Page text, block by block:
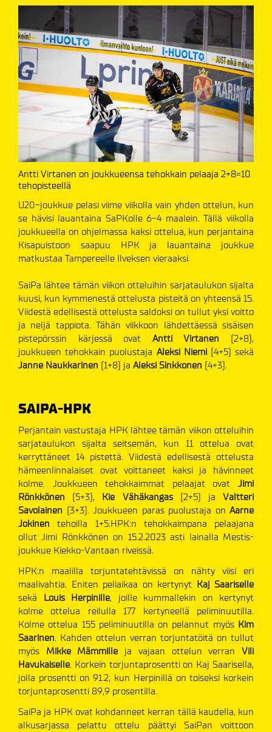
Antti Virtanen on joukkueensa tehokkain pelaaja 2+8=10
tehopisteellä
U20-joukkue pelasi viime viikolla vain yhden ottelun, kun
se hävisi lauantaina SaPKolle 6-4 maalein. Tällä viikolla
joukkueella on ohjelmassa kaksi ottelua, kun perjantaina
Kisapuistoon saapuu HPK ja lauantaina joukkue
matkustaa Tampereelle Ilveksen vieraaksi.
SaiPa lähtee tämän viikon otteluihin sarjataulukon sijalta
kuusi, kun kymmenestä ottelusta pisteitä on yhteensä 15.
Viidestä edellisestä ottelusta saldoksi on tullut yksi voitto
ja neljä tappiota. Tähän viikkoon lähdettäessä sisäisen
pistepörssin kärjessä ovat Antti Virtanen (2+8),
joukkueen tehokkain puolustaja Aleksi Niemi (4+5) sekä
Janne Naukkarinen (1+8) ja Aleksi Sinkkonen (4+3).
SAIPA-HPK
Perjantain vastustaja HPK lähtee tämän viikon otteluihin
sarjataulukon sijalta seitsemän, kun 11 ottelua ovat
kerryttäneet 14 pistettä. Viidestä edellisestä ottelusta
hämeenlinnalaiset ovat voittaneet kaksi ja hävinneet
kolme. Joukkueen tehokkaimmat pelaajat ovat Jimi
Rönkkönen (5+3), Kie Vähäkangas (2+5) jaValtteri
Savolainen (3+3). Joukkueen paras puolustaja on Aarne
Jokinen tehoilla 1+5.HPK:n tehokkaimpana pelaajana
ollut Jimi Rönkkönen on 15.2.2023 asti lainalla Mestis-
joukkue Kiekko-Vantaan riveissä.
HPK:n maalilla torjuntatehtävissä on nähty viisi eri
maalivahtia. Eniten peliaikaa on kertynyt Kaj Saariselle
sekä Louis Herpinille, joille kummallekin on kertynyt
kolme ottelua reilulla 177 kertyneellä peliminuutilla.
Kolme ottelua 155 peliminuutilla on pelannut myös Kim
Saarinen. Kahden ottelun verran torjuntatöitä on tullut
myös Mikke Mämmille ja vajaan ottelun verran Vili
Havukaiselle. Korkein torjuntaprosentti on Kaj Saarisella,
jolla prosentti on 91.2, kun Herpinillä on toiseksi korkein
torjuntaprosentti 89,9 prosentilla.
SaiPa ja HPK ovat kohdanneet kerran tällä kaudella, kun
alkusarjassa pelattu ottelu päättyi SaiPan voittoon